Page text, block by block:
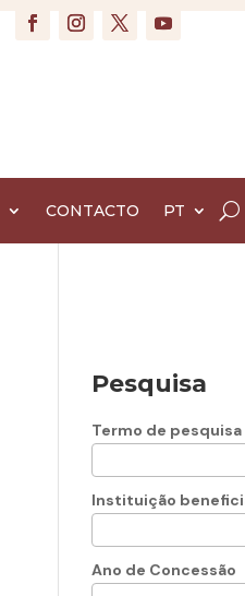
CONTACTO PT
Pesquisa
Termo de pesquisa
Instituição
Ano de Concessão